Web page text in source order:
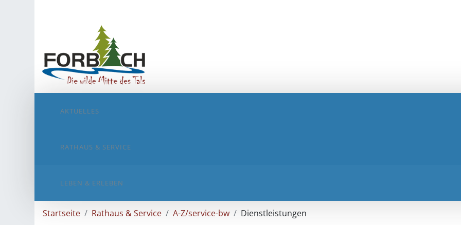
AKTUELLES
RATHAUS & SERVICE
LEBEN & ERLEBEN
Startseite Rathaus & Service A-Z/service-bw
Dienstleistungen